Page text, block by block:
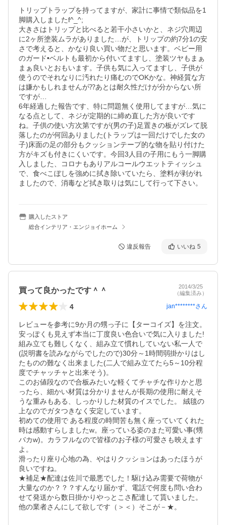
トリップトラップを持ってますが、家計に事情で類似品を1
脚購入しましたf^_^;
大きさはトリップと比べると若干小さいかと、ネジ穴周辺
に2ヶ所塗装ムラがありました…が、トリップの約7分1の安
さで考えると、かなり良い買い物だと思います。ベビー用
のガード•ベルトも最初から付いてますし、塗装ツヤもまぁ
まぁ良いとおもいます。子供も気に入ってますし、子供が
使うのでそれなりに汚れたり痛むのでOKかな。神経質な方
は嫌かもしれませんが⁇あとは耐久性だけが分からない所
ですが…
6年経過した報告です、特に問題無く使用してますが…気に
なる点として、ネジが定期的に締め直した方が良いです
ね。子供の使い方次第ですが(男の子)足置きの板がズレて脱
落したのが何回ありました(トラップは一回だけでした女の
子)床面の足の部分もクッションテープ的な物を貼り付けた
方がキズも付きにくいです。今回3人目の子用にもう一脚購
入しました、コロナもありアルコールウエットティッシュ
で、食べこぼしを強めに拭き除いていたら、塗料が剥がれ
ましたので、消毒など拭き取りは気にして行って下さい。
購入したストア
総合インテリア・エンジョイホーム
違反報告 いいね 5
買って良かったです＾＾
2014/3/25
（編集済み）
4 jan********さん
レビューを参考に9か月の甥っ子に【ターコイズ】を注文。
安っぽくも見えず本当に丁度良い色合いで気に入りました!
組み立ても難しくなく、組み立て慣れしていない私一人で
(説明書を読みながらでしたので)30分～1時間弱掛かりはし
たものの難なく出来ました(二人で組み立てたら5～10分程
度でチャッチャと出来そう)。
このお値段なので合板みたいな軽くてチャチな作りかと思
ったら、細かい材質は分かりませんが長期の使用に耐えそ
うな重みもある、しっかりした材質のイスでした。 絨毯の
上なのでガタつきなく安定しています。
初めての使用で ある程度の時間苦も無く座っていてくれた
時は感動すらしましたw。座っている姿のまた可愛い事(甥
バカw)。カラフルなので皆様のお子様の可愛さも映えます
よ。
滑ったり座り心地の為、やはりクッションはあったほうが
良いですね。
★補足★配達は佐川で最悪でした！駆け込み需要で荷物が
大量なのか？？？すんなり届かず、電話で何度も問い合わ
せて発送から数日掛かりやっとこさ配達して貰いました。
他の業者さんにして欲しです（＞＜）そこが－★。